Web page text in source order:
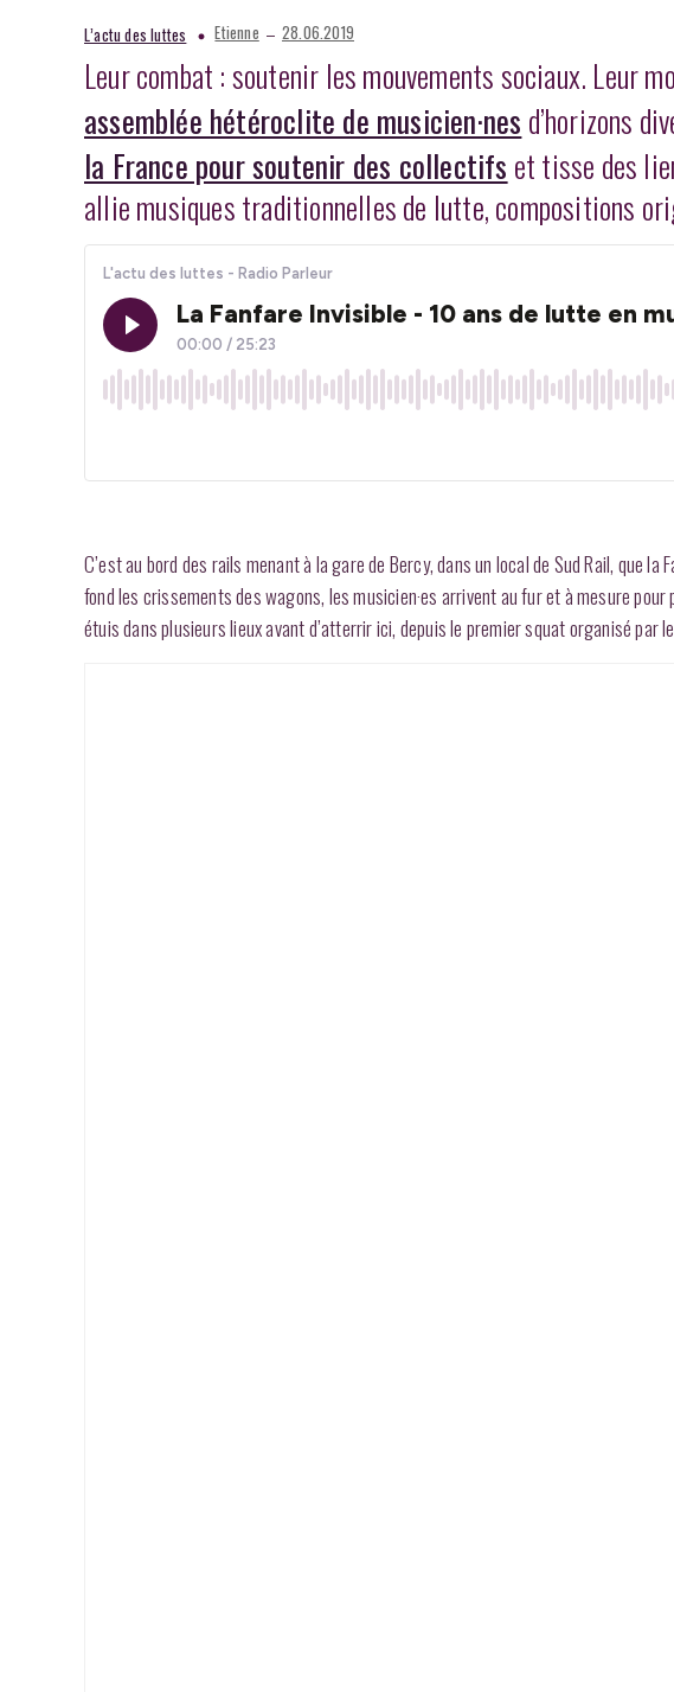
L’actu des luttes Etienne – 28.06.2019
Leur combat : soutenir les mouvements sociaux. Leur
assemblée hétéroclite de musicien·nes d’horizons
la France pour soutenir des collectifs et tisse des
allie musiques traditionnelles de lutte, compositions
C’est au bord des rails menant à la gare de Bercy, dans un local de Sud Rail, que
fond les crissements des wagons, les musicien·es arrivent au fur et à mesure
étuis dans plusieurs lieux avant d’atterrir ici, depuis le premier squat organisé par